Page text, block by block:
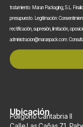
tratamiento: Maran Packaging, S.L.
presupuesto. Legitimación:
rectificación, supresión, limitación,
administracion@maranpack.com.
Ubicación
Polígono Cantabria II